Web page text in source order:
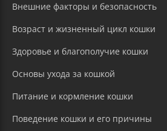
Внешние факторы и безопасность
Возраст и жизненный цикл кошки
Здоровье и благополучие кошки
Основы ухода за кошкой
Питание и кормление кошки
Поведение кошки и его причины